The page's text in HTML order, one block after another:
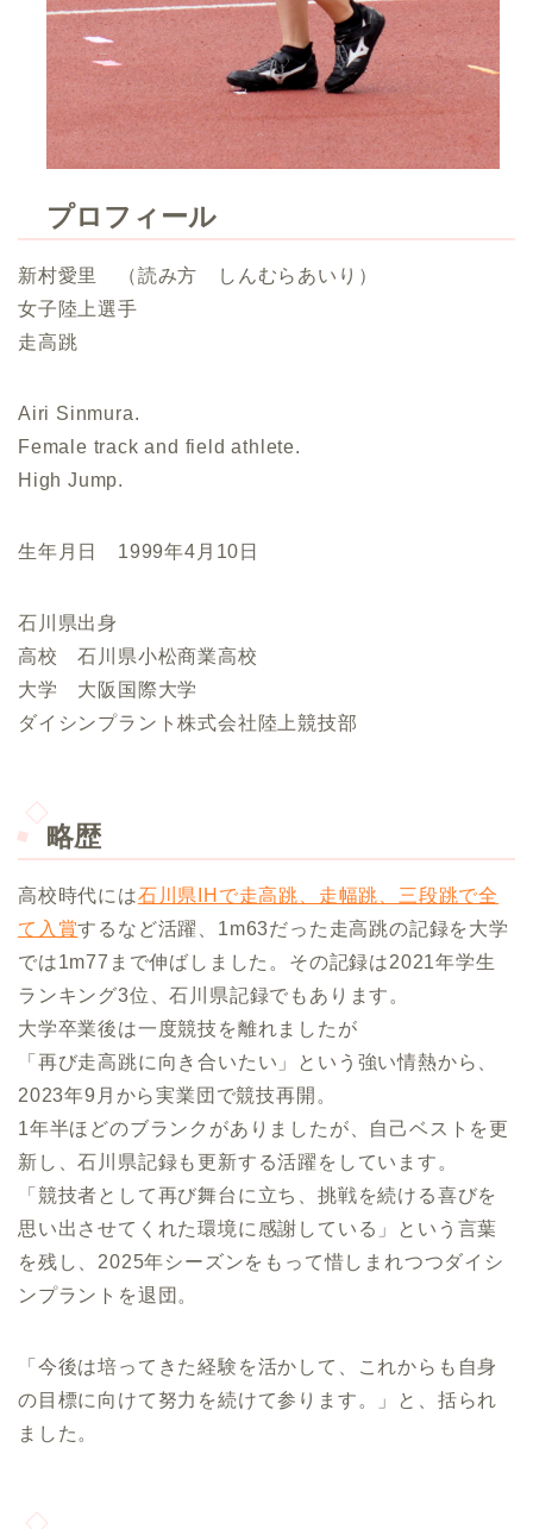
プロフィール
新村愛里 （読み方 しんむらあいり）
女子陸上選手
走高跳
Airi Sinmura.
Female track and field athlete.
High Jump.
生年月日 1999年4月10日
石川県出身
高校 石川県小松商業高校
大学 大阪国際大学
ダイシンプラント株式会社陸上競技部
略歴
高校時代には石川県IHで走高跳、走幅跳、三段跳で全
て入賞するなど活躍、1m63だった走高跳の記録を大学
では1m77まで伸ばしました。その記録は2021年学生
ランキング3位、石川県記録でもあります。
大学卒業後は一度競技を離れましたが
「再び走高跳に向き合いたい」という強い情熱から、
2023年9月から実業団で競技再開。
1年半ほどのブランクがありましたが、自己ベストを更
新し、石川県記録も更新する活躍をしています。
「競技者として再び舞台に立ち、挑戦を続ける喜びを
思い出させてくれた環境に感謝している」という言葉
を残し、2025年シーズンをもって惜しまれつつダイシ
ンプラントを退団。
「今後は培ってきた経験を活かして、これからも自身
の目標に向けて努力を続けて参ります。」と、括られ
ました。